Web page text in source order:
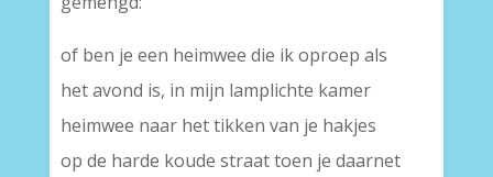
of ben je een heimwee die ik oproep als
het avond is, in mijn lamplichte kamer
heimwee naar het tikken van je hakjes
op de harde koude straat toen je daarnet